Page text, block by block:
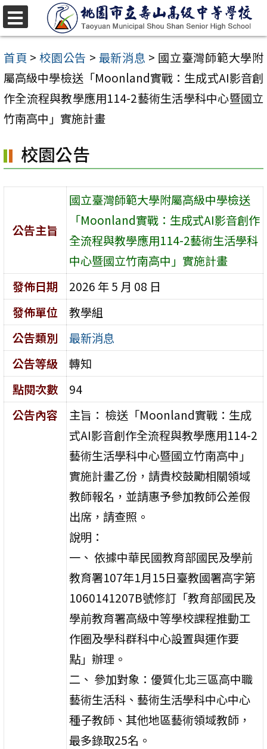
跳
至
主
要
內
容
首頁 > 校園公告 > 最新消息 > 國立臺灣師範大學附
屬高級中學檢送「Moonland實戰：生成式AI影音創
作全流程與教學應用114-2藝術生活學科中心暨國立
竹南高中」實施計畫
校園公告
公告主旨
國立臺灣師範大學附屬高級中學檢送
「Moonland實戰：生成式AI影音創作
全流程與教學應用114-2藝術生活學科
中心暨國立竹南高中」實施計畫
發佈日期
2026 年 5 月 08 日
發佈單位
教學組
公告類別
最新消息
公告等級
轉知
點閱次數
94
公告內容
主旨： 檢送「Moonland實戰：生成
式AI影音創作全流程與教學應用114-2
藝術生活學科中心暨國立竹南高中」
實施計畫乙份，請貴校鼓勵相關領域
教師報名，並請惠予參加教師公差假
出席，請查照。
說明：
一、 依據中華民國教育部國民及學前
教育署107年1月15日臺教國署高字第
1060141207B號修訂「教育部國民及
學前教育署高級中等學校課程推動工
作圈及學科群科中心設置與運作要
點」辦理。
二、 參加對象：優質化北三區高中職
藝術生活科、藝術生活學科中心中心
種子教師、其他地區藝術領域教師，
最多錄取25名。
選
單